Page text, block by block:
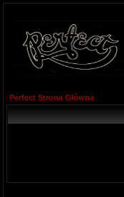
Perfect Strona Główna